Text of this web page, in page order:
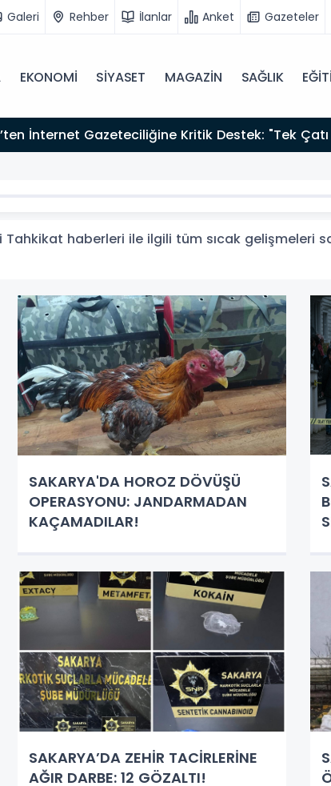
Galeri Rehber İlanlar Anket Gazeteler
EKONOMİ SİYASET MAGAZİN SAĞLIK
haberleri ile ilgili tüm sıcak gelişmeleri
SAKARYA'DA HOROZ DÖVÜŞÜ
OPERASYONU: JANDARMADAN
KAÇAMADILAR!
SAKARYA’DA ZEHİR TACİRLERİNE
AĞIR DARBE: 12 GÖZALTI!